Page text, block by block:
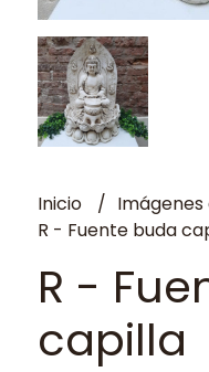
Inicio
R - Fuente buda
R -
capilla